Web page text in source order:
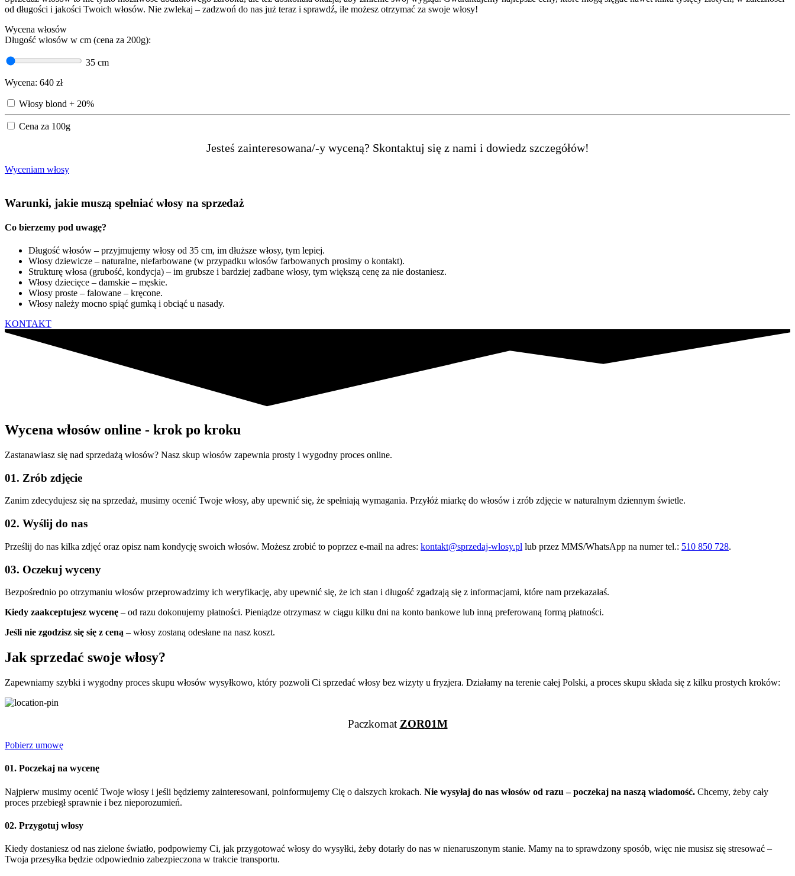
od długości i jakości Twoich włosów. Nie zwlekaj – zadzwoń do nas już teraz i sprawdź, ile możesz otrzymać za swoje włosy!
Wycena włosów
Długość włosów w cm (cena za 200g):
35 cm
Wycena: 640 zł
Włosy blond + 20%
Cena za 100g
Jesteś zainteresowana/-y wyceną? Skontaktuj się z nami i dowiedz szczegółów!
Wyceniam włosy
Warunki, jakie muszą spełniać włosy na sprzedaż
Co bierzemy pod uwagę?
Długość włosów – przyjmujemy włosy od 35 cm, im dłuższe włosy, tym lepiej.
Włosy dziewicze – naturalne, niefarbowane (w przypadku włosów farbowanych prosimy o kontakt).
Strukturę włosa (grubość, kondycja) – im grubsze i bardziej zadbane włosy, tym większą cenę za nie dostaniesz.
Włosy dziecięce – damskie – męskie.
Włosy proste – falowane – kręcone.
Włosy należy mocno spiąć gumką i obciąć u nasady.
KONTAKT
Wycena włosów online - krok po kroku
Zastanawiasz się nad sprzedażą włosów? Nasz skup włosów zapewnia prosty i wygodny proces online.
01. Zrób zdjęcie
Zanim zdecydujesz się na sprzedaż, musimy ocenić Twoje włosy, aby upewnić się, że spełniają wymagania. Przyłóż miarkę do włosów i zrób zdjęcie w naturalnym dziennym świetle.
02. Wyślij do nas
Prześlij do nas kilka zdjęć oraz opisz nam kondycję swoich włosów. Możesz zrobić to poprzez e-mail na adres: kontakt@sprzedaj-wlosy.pl lub przez MMS/WhatsApp na numer tel.: 510 850 728.
03. Oczekuj wyceny
Bezpośrednio po otrzymaniu włosów przeprowadzimy ich weryfikację, aby upewnić się, że ich stan i długość zgadzają się z informacjami, które nam przekazałaś.
Kiedy zaakceptujesz wycenę – od razu dokonujemy płatności. Pieniądze otrzymasz w ciągu kilku dni na konto bankowe lub inną preferowaną formą płatności.
Jeśli nie zgodzisz się się z ceną – włosy zostaną odesłane na nasz koszt.
Jak sprzedać swoje włosy?
Zapewniamy szybki i wygodny proces skupu włosów wysyłkowo, który pozwoli Ci sprzedać włosy bez wizyty u fryzjera. Działamy na terenie całej Polski, a proces skupu składa się z kilku prostych kroków:
Paczkomat ZOR01M
Pobierz umowę
01. Poczekaj na wycenę
Najpierw musimy ocenić Twoje włosy i jeśli będziemy zainteresowani, poinformujemy Cię o dalszych krokach. Nie wysyłaj do nas włosów od razu – poczekaj na naszą wiadomość. Chcemy, żeby cały
proces przebiegł sprawnie i bez nieporozumień.
02. Przygotuj włosy
Kiedy dostaniesz od nas zielone światło, podpowiemy Ci, jak przygotować włosy do wysyłki, żeby dotarły do nas w nienaruszonym stanie. Mamy na to sprawdzony sposób, więc nie musisz się stresować –
Twoja przesyłka będzie odpowiednio zabezpieczona w trakcie transportu.